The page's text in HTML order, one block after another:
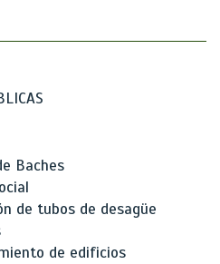
Baches
de tubos de desagüe
de edificios